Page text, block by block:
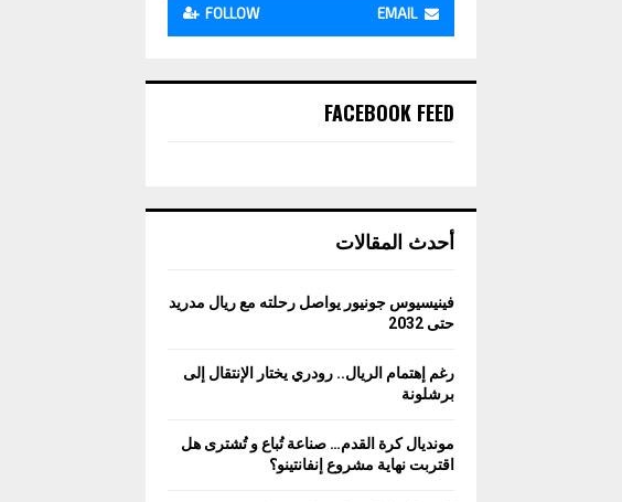
EMAIL
FOLLOW
FACEBOOK FEED
أحدث المقالات
فينيسيوس جونيور يواصل رحلته مع ريال مدريد
حتى 2032
رغم إهتمام الريال.. رودري يختار الإنتقال إلى
برشلونة
مونديال كرة القدم… صناعة تُباع و تُشترى هل
اقتربت نهاية مشروع إنفانتينو؟